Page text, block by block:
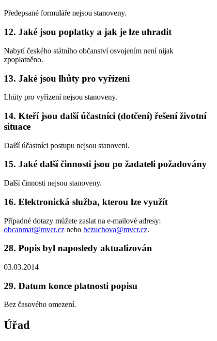
Předepsané formuláře nejsou stanoveny.
12. Jaké jsou poplatky a jak je lze uhradit
Nabytí českého státního občanství osvojením není nijak
zpoplatněno.
13. Jaké jsou lhůty pro vyřízení
Lhůty pro vyřízení nejsou stanoveny.
14. Kteří jsou další účastníci (dotčení) řešení životní
situace
Další účastníci postupu nejsou stanoveni.
15. Jaké další činnosti jsou po žadateli požadovány
Další činnosti nejsou stanoveny.
16. Elektronická služba, kterou lze využít
Případné dotazy můžete zaslat na e-mailové adresy:
obcanmat@mvcr.cz nebo bezuchova@mvcr.cz.
28. Popis byl naposledy aktualizován
03.03.2014
29. Datum konce platnosti popisu
Bez časového omezení.
Úřad